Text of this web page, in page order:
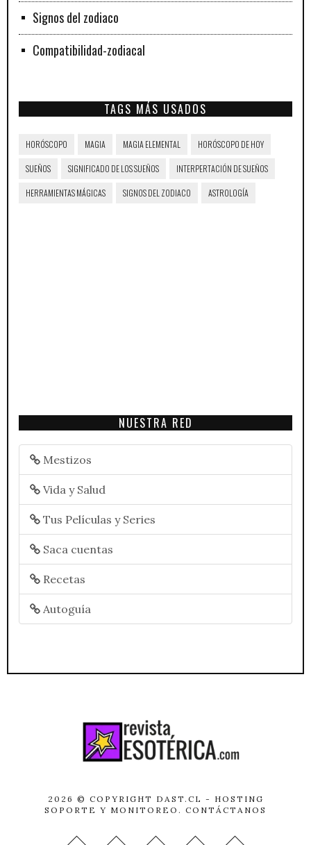
Signos del zodiaco
Compatibilidad-zodiacal
TAGS MÁS USADOS
HORÓSCOPO MAGIA MAGIA ELEMENTAL HORÓSCOPO DE HOY
SUEÑOS SIGNIFICADO DE LOS SUEÑOS INTERPERTACIÓN DE SUEÑOS
HERRAMIENTAS MÁGICAS SIGNOS DEL ZODIACO ASTROLOGÍA
NUESTRA RED
Mestizos
Vida y Salud
Tus Películas y Series
Saca cuentas
Recetas
Autoguía
2026 © COPYRIGHT DAST.CL - HOSTING
SOPORTE Y MONITOREO. CONTÁCTANOS